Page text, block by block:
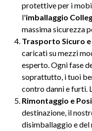
protettive per i
l'imballaggio
massima sicurezza
Trasporto Sicuro
caricati su mezzi
esperto. Ogni fase
soprattutto, i tuoi
contro danni e furti.
Rimontaggio e
destinazione, il
disimballaggio e